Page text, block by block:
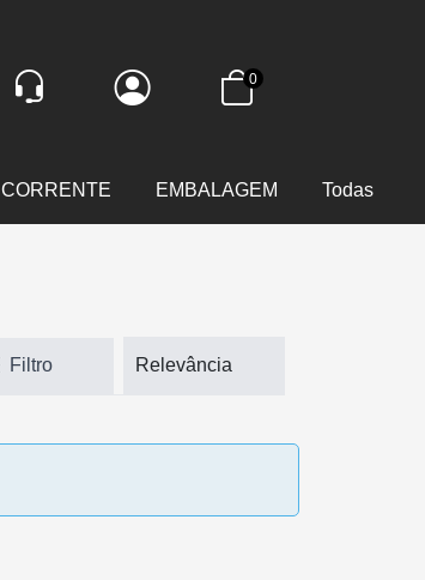
0
CORRENTE EMBALAGEM Todas
Filtro